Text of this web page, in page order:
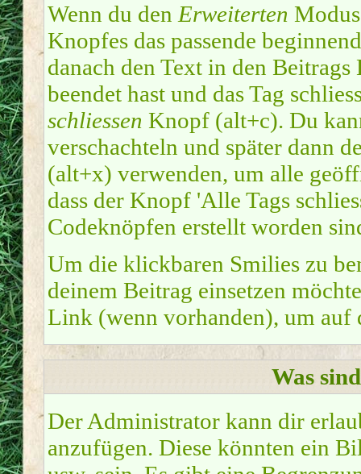
Wenn du den Erweiterten
Knopfes das passende
danach den Text in den
beendet hast und das Tag
schliessen Knopf (alt+c). Du
verschachteln und später dann
(alt+x) verwenden, um alle
dass der Knopf 'Alle Tags
Codeknöpfen erstellt worden
Um die klickbaren Smilies zu
deinem Beitrag einsetzen
Link (wenn vorhanden), um
Was
Der Administrator kann dir
anzufügen. Diese könnten ein